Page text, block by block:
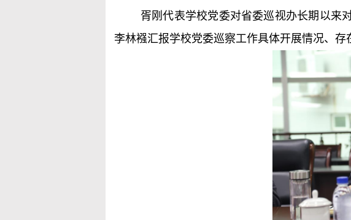
胥刚代表学校党委对省委巡视办长期以来
李林襁汇报学校党委巡察工作具体开展情况、存